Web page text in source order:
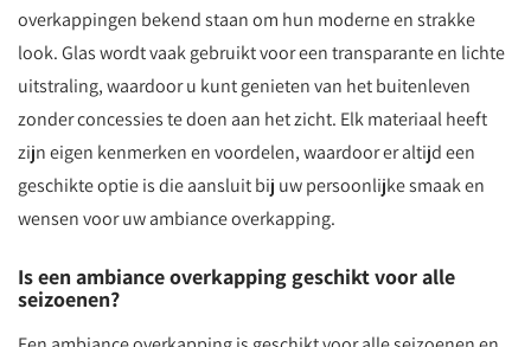
overkappingen bekend staan om hun moderne en strakke
look. Glas wordt vaak gebruikt voor een transparante en lichte
uitstraling, waardoor u kunt genieten van het buitenleven
zonder concessies te doen aan het zicht. Elk materiaal heeft
zijn eigen kenmerken en voordelen, waardoor er altijd een
geschikte optie is die aansluit bij uw persoonlijke smaak en
wensen voor uw ambiance overkapping.
Is een ambiance overkapping geschikt voor alle
seizoenen?